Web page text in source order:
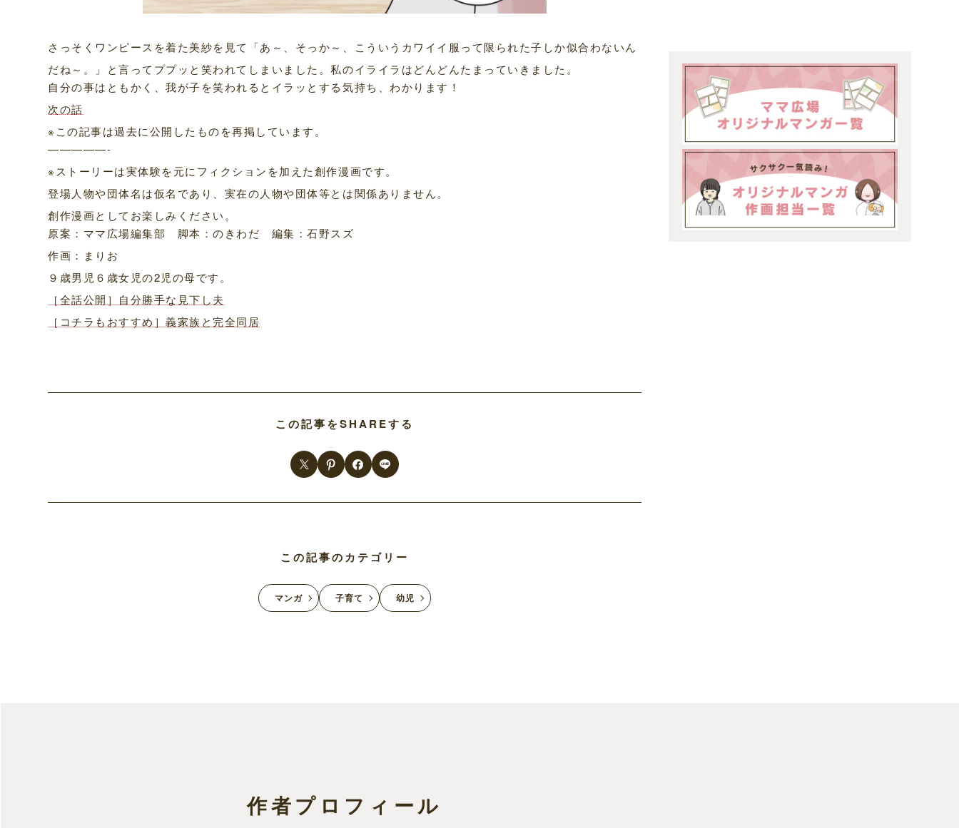
さっそくワンピースを着た美紗を見て「あ～、そっか～、こういうカワイイ服って限られた子しか似合わないん
だね～。」と言ってププッと笑われてしまいました。私のイライラはどんどんたまっていきました。
自分の事はともかく、我が子を笑われるとイラッとする気持ち、わかります！
次の話
※この記事は過去に公開したものを再掲しています。
—————-
※ストーリーは実体験を元にフィクションを加えた創作漫画です。
登場人物や団体名は仮名であり、実在の人物や団体等とは関係ありません。
創作漫画としてお楽しみください。
原案：ママ広場編集部 脚本：のきわだ 編集：石野スズ
作画：まりお
９歳男児６歳女児の2児の母です。
［全話公開］自分勝手な見下し夫
［コチラもおすすめ］義家族と完全同居
この記事をSHAREする
この記事のカテゴリー
マンガ 子育て 幼児
作者プロフィール